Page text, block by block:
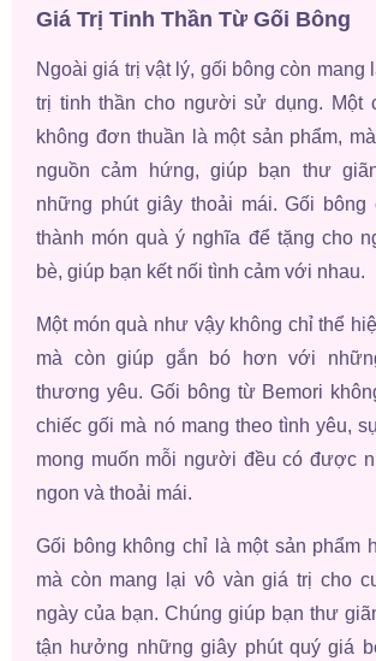
Giá Trị Tinh Thần Từ Gối Bông
Ngoài giá trị vật lý, gối bông còn mang
trị tinh thần cho người sử dụng. Một
không đơn thuần là một sản phẩm,
nguồn cảm hứng, giúp bạn thư
những phút giây thoải mái. Gối bông
thành món quà ý nghĩa để tặng cho
bè, giúp bạn kết nối tình cảm với nhau.
Một món quà như vậy không chỉ thể
mà còn giúp gắn bó hơn với
thương yêu. Gối bông từ Bemori
chiếc gối mà nó mang theo tình yêu,
mong muốn mỗi người đều có được
ngon và thoải mái.
Gối bông không chỉ là một sản phẩm
mà còn mang lại vô vàn giá trị cho
ngày của bạn. Chúng giúp bạn thư
tận hưởng những giây phút quý giá